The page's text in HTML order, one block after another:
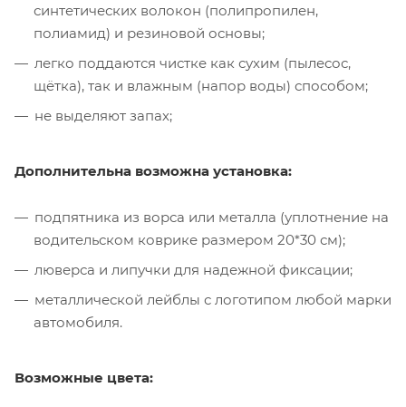
синтетических волокон (полипропилен,
полиамид) и резиновой основы;
легко поддаются чистке как сухим (пылесос,
щётка), так и влажным (напор воды) способом;
не выделяют запах;
Дополнительна возможна установка:
подпятника из ворса или металла (уплотнение на
водительском коврике размером 20*30 см);
люверса и липучки для надежной фиксации;
металлической лейблы с логотипом любой марки
автомобиля.
Возможные цвета: